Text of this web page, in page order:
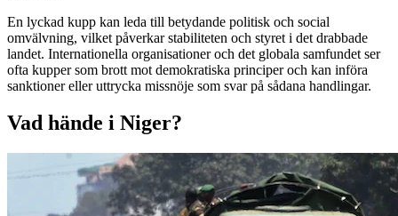
En lyckad kupp kan leda till betydande politisk och social
omvälvning, vilket påverkar stabiliteten och styret i det drabbade
landet. Internationella organisationer och det globala samfundet ser
ofta kupper som brott mot demokratiska principer och kan införa
sanktioner eller uttrycka missnöje som svar på sådana handlingar.
Vad hände i Niger?